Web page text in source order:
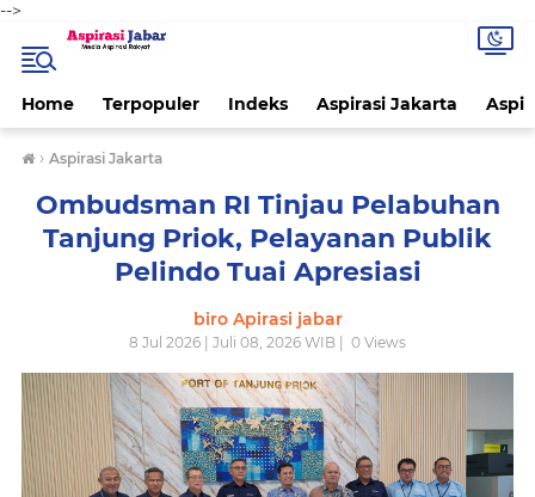
-->
Home Terpopuler Indeks Aspirasi Jakarta
› Aspirasi Jakarta
Ombudsman RI Tinjau Pelabuhan
Tanjung Priok, Pelayanan Publik
Pelindo Tuai Apresiasi
biro Apirasi jabar
8 Jul 2026 | Juli 08, 2026 WIB | 0 Views